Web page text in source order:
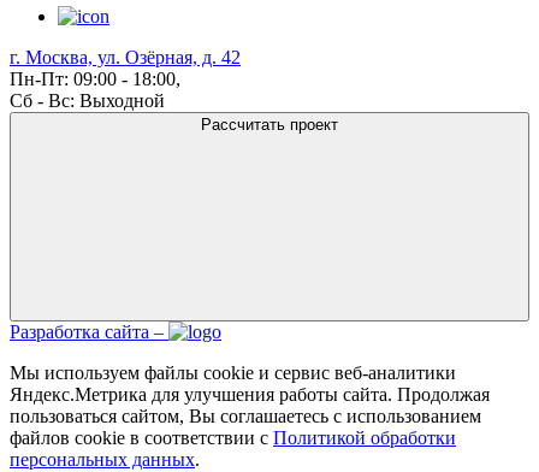
г. Москва, ул. Озёрная, д. 42
Пн-Пт: 09:00 - 18:00,
Сб - Вс: Выходной
Рассчитать проект
Разработка сайта –
Мы используем файлы cookie и сервис веб-аналитики
Яндекс.Метрика для улучшения работы сайта. Продолжая
пользоваться сайтом, Вы соглашаетесь с использованием
файлов cookie в соответствии с Политикой обработки
персональных данных.